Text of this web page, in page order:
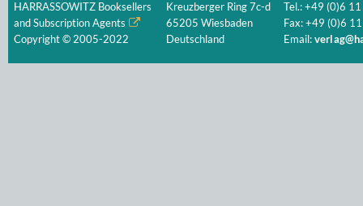
HARRASSOWITZ Booksellers
and Subscription Agents
Copyright © 2005-2022
Kreuzberger Ring 7c-d
65205 Wiesbaden
Deutschland
Tel.: +49 (0)6
Fax: +49 (0)6
Email: